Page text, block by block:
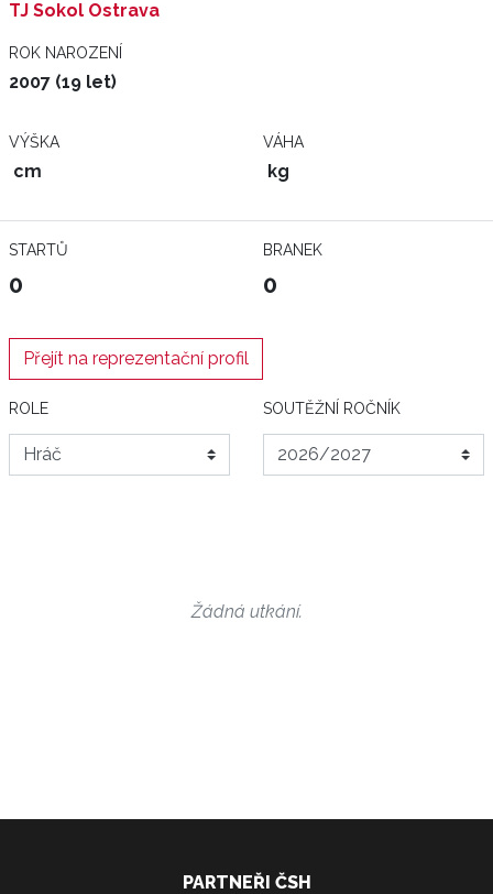
TJ Sokol Ostrava
ROK NAROZENÍ
2007 (19 let)
VÝŠKA
cm
VÁHA
kg
STARTŮ
0
BRANEK
0
Přejít na reprezentační profil
ROLE SOUTĚŽNÍ ROČNÍK
Žádná utkání.
PARTNEŘI ČSH